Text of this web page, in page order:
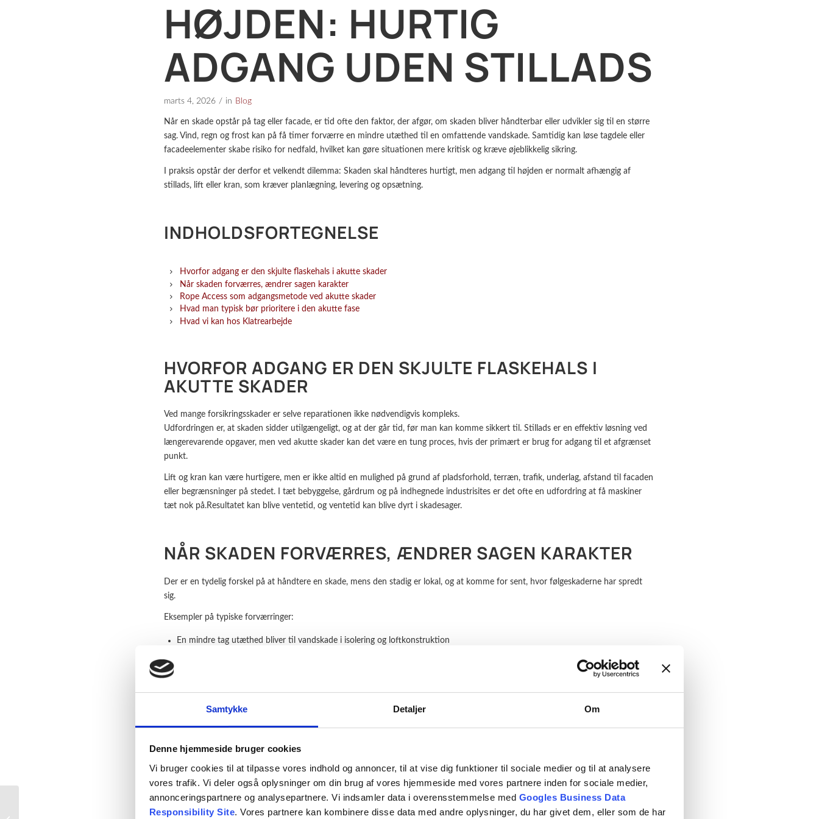
Samtykke Detaljer Om
Denne hjemmeside bruger cookies
Vi bruger cookies til at tilpasse vores indhold og annoncer, til at vise dig funktioner til sociale medier og til at analysere
vores trafik. Vi deler også oplysninger om din brug af vores hjemmeside med vores partnere inden for sociale medier,
annonceringspartnere og analysepartnere. Vi indsamler data i overensstemmelse med Googles Business Data
Responsibility Site. Vores partnere kan kombinere disse data med andre oplysninger, du har givet dem, eller som de har
HØJDEN: HURTIG
ADGANG UDEN STILLADS
marts 4, 2026 / in Blog
Når en skade opstår på tag eller facade, er tid ofte den faktor, der afgør, om skaden bliver håndterbar eller udvikler sig til en større
sag. Vind, regn og frost kan på få timer forværre en mindre utæthed til en omfattende vandskade. Samtidig kan løse tagdele eller
facadeelementer skabe risiko for nedfald, hvilket kan gøre situationen mere kritisk og kræve øjeblikkelig sikring.
I praksis opstår der derfor et velkendt dilemma: Skaden skal håndteres hurtigt, men adgang til højden er normalt afhængig af
stillads, lift eller kran, som kræver planlægning, levering og opsætning.
INDHOLDSFORTEGNELSE
Hvorfor adgang er den skjulte flaskehals i akutte skader
Når skaden forværres, ændrer sagen karakter
Rope Access som adgangsmetode ved akutte skader
Hvad man typisk bør prioritere i den akutte fase
Hvad vi kan hos Klatrearbejde
HVORFOR ADGANG ER DEN SKJULTE FLASKEHALS I
AKUTTE SKADER
Ved mange forsikringsskader er selve reparationen ikke nødvendigvis kompleks.
Udfordringen er, at skaden sidder utilgængeligt, og at der går tid, før man kan komme sikkert til. Stillads er en effektiv løsning ved
længerevarende opgaver, men ved akutte skader kan det være en tung proces, hvis der primært er brug for adgang til et afgrænset
punkt.
Lift og kran kan være hurtigere, men er ikke altid en mulighed på grund af pladsforhold, terræn, trafik, underlag, afstand til facaden
eller begrænsninger på stedet. I tæt bebyggelse, gårdrum og på indhegnede industrisites er det ofte en udfordring at få maskiner
tæt nok på.Resultatet kan blive ventetid, og ventetid kan blive dyrt i skadesager.
NÅR SKADEN FORVÆRRES, ÆNDRER SAGEN KARAKTER
Der er en tydelig forskel på at håndtere en skade, mens den stadig er lokal, og at komme for sent, hvor følgeskaderne har spredt
sig.
Eksempler på typiske forværringer:
En mindre tag utæthed bliver til vandskade i isolering og loftkonstruktion
Midlertidige løsninger bliver udsat, fordi adgang ikke kan etableres hurtigt nok
ROPE ACCESS SOM ADGANGSMETODE VED AKUTTE
SKADER